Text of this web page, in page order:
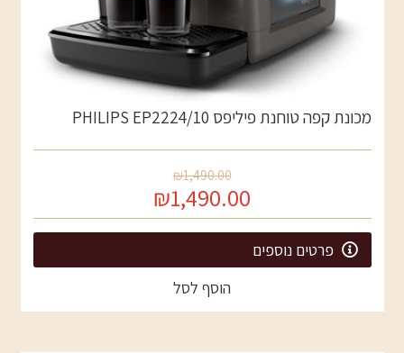
מכונת קפה טוחנת פיליפס PHILIPS EP2224/10
₪1,490.00
₪1,490.00
פרטים נוספים
הוסף לסל